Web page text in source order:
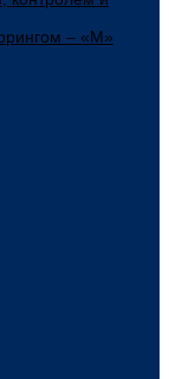
– «М»